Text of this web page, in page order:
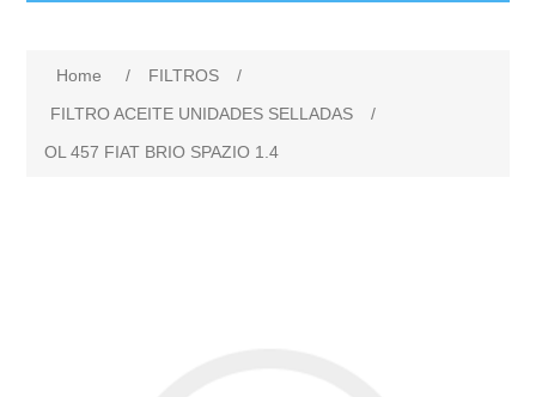
Home / FILTROS
/
FILTRO ACEITE UNIDADES SELLADAS
/
OL 457 FIAT BRIO SPAZIO 1.4